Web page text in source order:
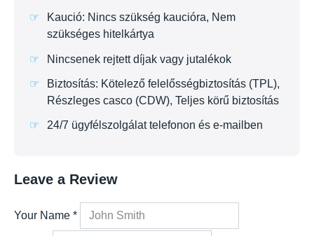
Kaució: Nincs szükség kaucióra, Nem
szükséges hitelkártya
Nincsenek rejtett díjak vagy jutalékok
Biztosítás: Kötelező felelősségbiztosítás (TPL),
Részleges casco (CDW), Teljes körű biztosítás
24/7 ügyfélszolgálat telefonon és e-mailben
Leave a Review
Your Name *